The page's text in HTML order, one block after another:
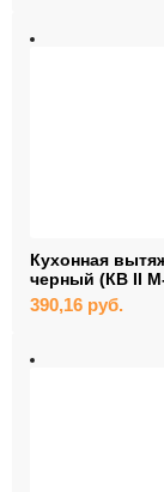
Кухонная
черный (КВ II
390,16 руб.